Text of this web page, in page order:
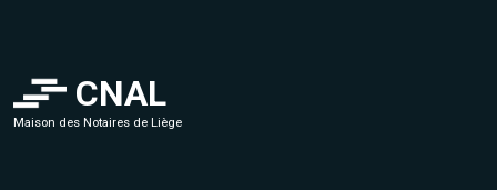
CNAL
Maison des Notaires de Liège